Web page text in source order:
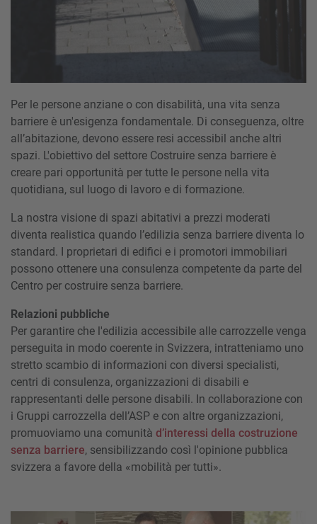
Per le persone anziane o con disabilità, una vita senza
barriere è un'esigenza fondamentale. Di conseguenza, oltre
all’abitazione, devono essere resi accessibil anche altri
spazi. L'obiettivo del settore Costruire senza barriere è
creare pari opportunità per tutte le persone nella vita
quotidiana, sul luogo di lavoro e di formazione.
La nostra visione di spazi abitativi a prezzi moderati
diventa realistica quando l’edilizia senza barriere diventa lo
standard. I proprietari di edifici e i promotori immobiliari
possono ottenere una consulenza competente da parte del
Centro per costruire senza barriere.
Relazioni pubbliche
Per garantire che l'edilizia accessibile alle carrozzelle venga
perseguita in modo coerente in Svizzera, intratteniamo uno
stretto scambio di informazioni con diversi specialisti,
centri di consulenza, organizzazioni di disabili e
rappresentanti delle persone disabili. In collaborazione con
i Gruppi carrozzella dell’ASP e con altre organizzazioni,
promuoviamo una comunità d’interessi della costruzione
senza barriere, sensibilizzando così l'opinione pubblica
svizzera a favore della «mobilità per tutti».